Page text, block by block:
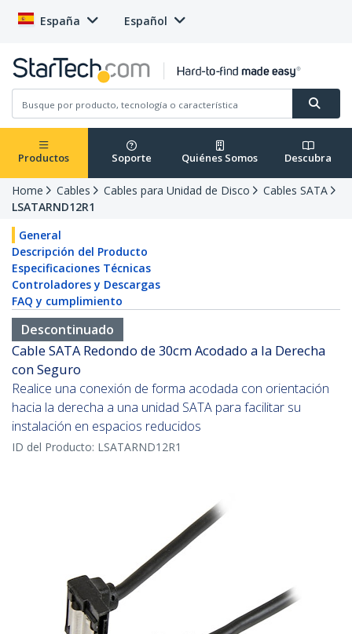
España Español
Productos Soporte Quiénes Somos Descubra
Home Cables Cables para Unidad de Disco
Cables SATA
LSATARND12R1
General
Descripción del Producto
Especificaciones Técnicas
Controladores y Descargas
FAQ y cumplimiento
Descontinuado
Cable SATA Redondo de 30cm Acodado a la Derecha
con Seguro
Realice una conexión de forma acodada con orientación
hacia la derecha a una unidad SATA para facilitar su
instalación en espacios reducidos
ID del Producto: LSATARND12R1